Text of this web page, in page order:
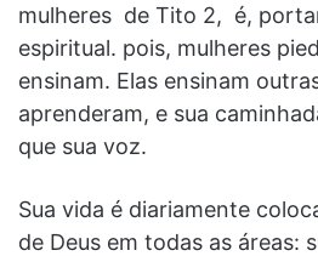
mulheres de Tito 2, é,
espiritual. pois, mulheres
ensinam. Elas ensinam
aprenderam, e sua
que sua voz.
Sua vida é diariamente
de Deus em todas as áreas: